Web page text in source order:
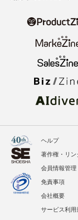
ヘルプ
著作権・リン
会員情報管理
免責事項
会社概要
サービス利用